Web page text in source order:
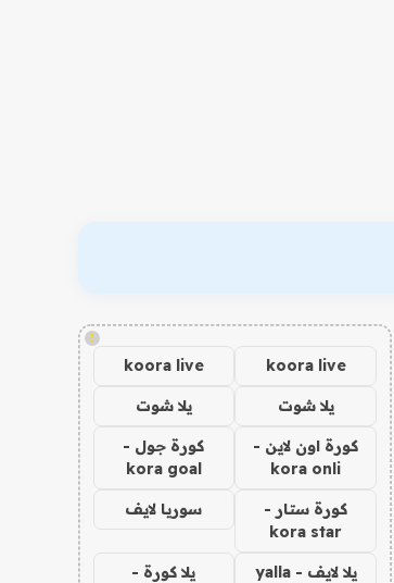
!
koora live
koora live
يلا شوت يلا شوت
كورة اون لاين -
kora onli
كورة جول -
kora goal
كورة ستار -
kora star
سوريا لايف
يلا لايف - yalla
يلا كورة -